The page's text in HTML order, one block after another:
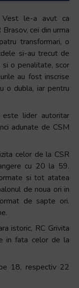
le-a avut ca
cei din urma
transformari, o
si-au trecut de
si o penalitate, scor
au fost inscrise
o dubla, iar pentru
este lider autoritar
adunate de CSM
celor de la CSR
cu 20 la 59.
si tot atatea
de noua ori in
de sapte ori.
istoric, RC Grivita
in fata celor de la
18, respectiv 22